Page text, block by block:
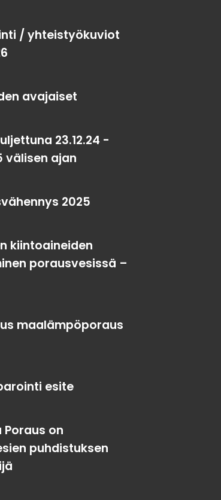
/ yhteistyökuviot
avajaiset
23.12.24 -
välisen ajan
2025
kiintoaineiden
porausvesissä –
maalämpöporaus
esite
Poraus on
puhdistuksen